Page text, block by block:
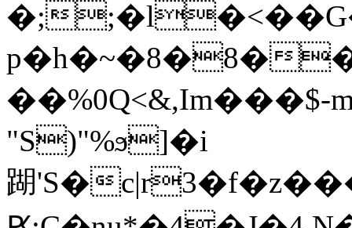
�;
p�h�~�8�8�
��%0Q<&,Im���$-
"S)"%ϧ]�i
䠒'S�